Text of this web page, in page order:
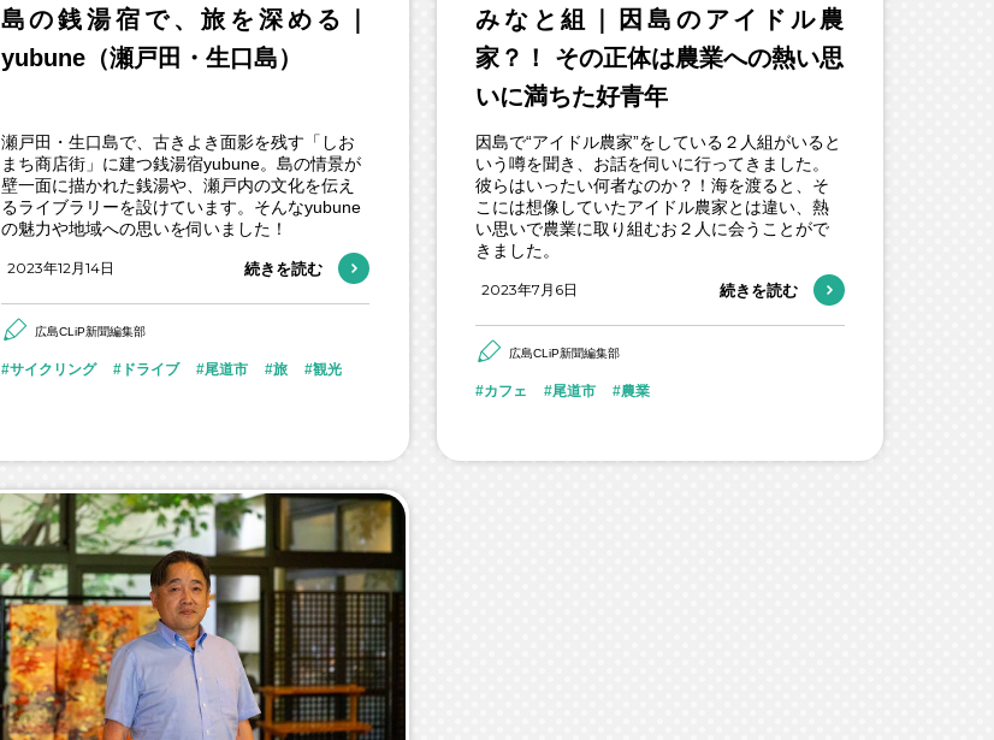
島の銭湯宿で、旅を深める｜
yubune（瀬戸田・生口島）
瀬戸田・生口島で、古きよき面影を残す「しお
まち商店街」に建つ銭湯宿yubune。島の情景が
壁一面に描かれた銭湯や、瀬戸内の文化を伝え
るライブラリーを設けています。そんなyubune
の魅力や地域への思いを伺いました！
2023年12月14日 続きを読む
広島CLiP新聞編集部
サイクリング ドライブ 尾道市 旅 観光
みなと組｜因島のアイドル農
家？！ その正体は農業への熱い思
いに満ちた好青年
因島で“アイドル農家”をしている２人組がいると
いう噂を聞き、お話を伺いに行ってきました。
彼らはいったい何者なのか？！海を渡ると、そ
こには想像していたアイドル農家とは違い、熱
い思いで農業に取り組むお２人に会うことがで
きました。
2023年7月6日 続きを読む
広島CLiP新聞編集部
カフェ 尾道市 農業